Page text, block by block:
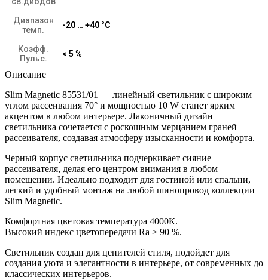
Диапазон
темп.
-20 … +40 °C
Коэфф.
Пульс.
< 5 %
Описание
Slim Magnetic 85531/01 — линейный светильник с широким
углом рассеивания 70° и мощностью 10 W станет ярким
акцентом в любом интерьере. Лаконичный дизайн
светильника сочетается с роскошным мерцанием граней
рассеивателя, создавая атмосферу изысканности и комфорта.
Черный корпус светильника подчеркивает сияние
рассеивателя, делая его центром внимания в любом
помещении. Идеально подходит для гостиной или спальни,
легкий и удобный монтаж на любой шинопровод коллекции
Slim Magnetic.
Комфортная цветовая температура 4000К.
Высокий индекс цветопередачи Ra > 90 %.
Светильник создан для ценителей стиля, подойдет для
создания уюта и элегантности в интерьере, от современных до
классических интерьеров.